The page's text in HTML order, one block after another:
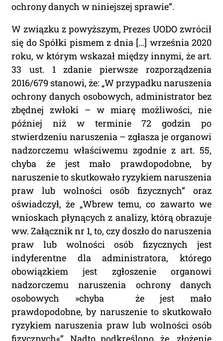
ochrony danych w niniejszej sprawie”.
W związku z powyższym, Prezes UODO zwrócił
się do Spółki pismem z dnia […] września 2020
roku, w którym wskazał między innymi, że art.
33 ust. 1 zdanie pierwsze rozporządzenia
2016/679 stanowi, że: „W przypadku naruszenia
ochrony danych osobowych, administrator bez
zbędnej zwłoki – w miarę możliwości, nie
później niż w terminie 72 godzin po
stwierdzeniu naruszenia – zgłasza je organowi
nadzorczemu właściwemu zgodnie z art. 55,
chyba że jest mało prawdopodobne, by
naruszenie to skutkowało ryzykiem naruszenia
praw lub wolności osób fizycznych” oraz
oświadczył, że „Wbrew temu, co zawarto we
wnioskach płynących z analizy, którą obrazuje
ww. Załącznik nr 1, to, czy doszło do naruszenia
praw lub wolności osób fizycznych jest
indyferentne dla administratora, którego
obowiązkiem jest zgłoszenie organowi
nadzorczemu naruszenia ochrony danych
osobowych »chyba że jest mało
prawdopodobne, by naruszenie to skutkowało
ryzykiem naruszenia praw lub wolności osób
fizycznych«”. Nadto podkreślono, że „złożenie